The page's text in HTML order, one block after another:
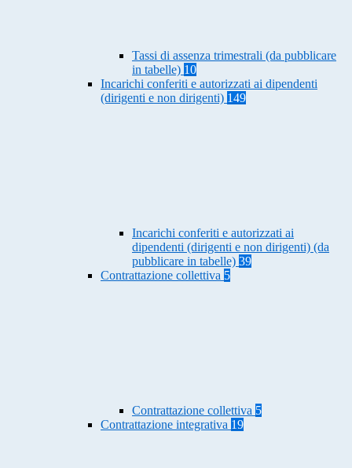
Tassi di assenza trimestrali (da pubblicare
in tabelle) 10
Incarichi conferiti e autorizzati ai dipendenti
(dirigenti e non dirigenti) 149
Incarichi conferiti e autorizzati ai
dipendenti (dirigenti e non dirigenti) (da
pubblicare in tabelle) 39
Contrattazione collettiva 5
Contrattazione collettiva 5
Contrattazione integrativa 19